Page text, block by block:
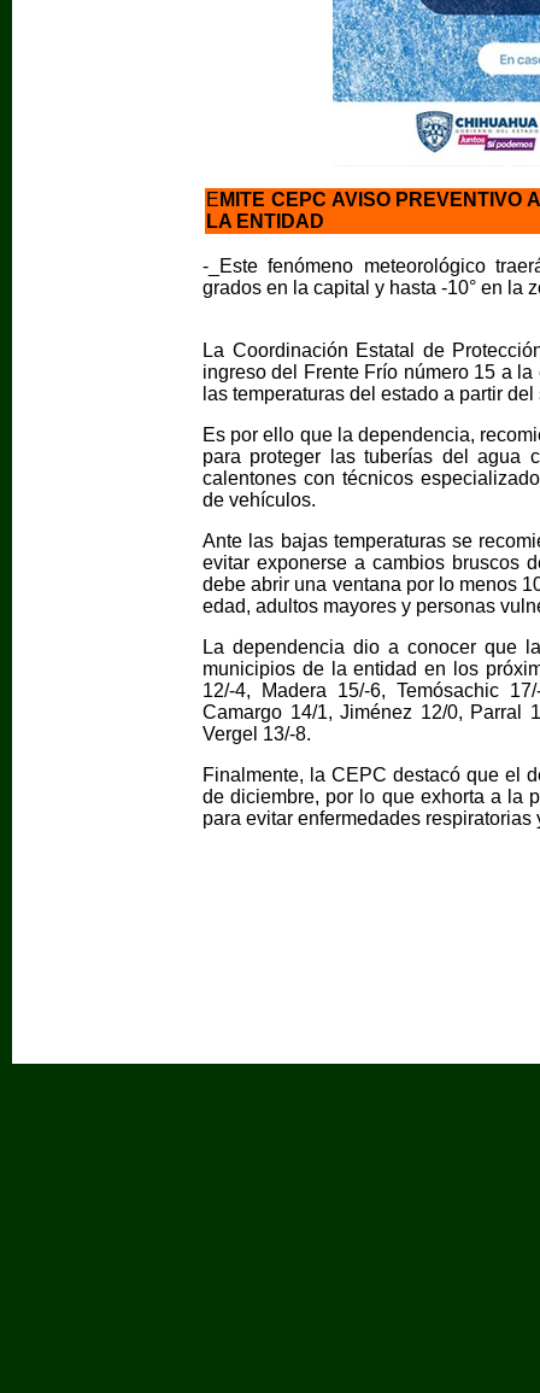
E MITE CEPC AVISO PREVENTIVO
LA ENTIDAD
-_Este fenómeno meteorológico
grados en la capital y hasta -10° en la
La Coordinación Estatal de
ingreso del Frente Frío número 15 a
las temperaturas del estado a partir
Es por ello que la dependencia,
para proteger las tuberías del agua
calentones con técnicos
de vehículos.
Ante las bajas temperaturas se
evitar exponerse a cambios bruscos
debe abrir una ventana por lo menos
edad, adultos mayores y personas
La dependencia dio a conocer que
municipios de la entidad en los
12/-4, Madera 15/-6, Temósachic
Camargo 14/1, Jiménez 12/0, Parral
Vergel 13/-8.
Finalmente, la CEPC destacó que el
de diciembre, por lo que exhorta a la
para evitar enfermedades respiratorias